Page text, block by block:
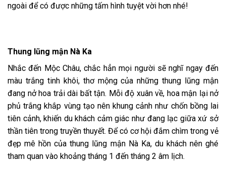
ngoài để có được những tấm hình tuyệt vời hơn nhé!
Thung lũng mận Nà Ka
Nhắc đến Mộc Châu, chắc hẳn mọi người sẽ nghĩ ngay đến
màu trắng tinh khôi, thơ mộng của những thung lũng mận
đang nở hoa trải dài bất tận. Mỗi độ xuân về, hoa mận lại nở
phủ trắng khắp vùng tạo nên khung cảnh như chốn bồng lai
tiên cảnh, khiến du khách cảm giác như đang lạc giữa xứ sở
thần tiên trong truyền thuyết. Để có cơ hội đắm chìm trong vẻ
đẹp mê hồn của thung lũng mận Nà Ka, du khách nên ghé
tham quan vào khoảng tháng 1 đến tháng 2 âm lịch.